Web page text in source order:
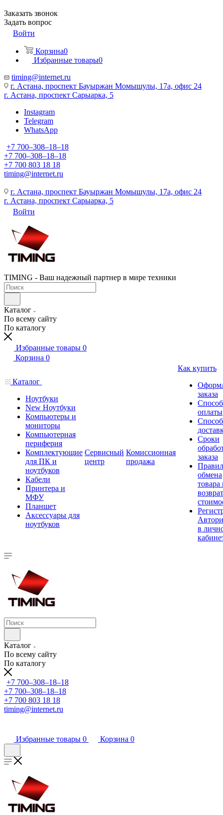
Заказать звонок
Задать вопрос
Войти
Корзина0
Избранные товары0
timing@internet.ru
г. Астана, проспект Бауыржан Момышулы, 17а, офис 24
г. Астана, проспект Сарыарка, 5
Instagram
Telegram
WhatsApp
+7 700‒308‒18‒18
+7 700‒308‒18‒18
+7 700 803 18 18
timing@internet.ru
г. Астана, проспект Бауыржан Момышулы, 17а, офис 24
г. Астана, проспект Сарыарка, 5
Войти
TIMING - Ваш надежный партнер в мире техники
Каталог
По всему сайту
По каталогу
Избранные товары 0
Корзина 0
Каталог
Ноутбуки
New Ноутбуки
Компьютеры и
мониторы
Компьютерная
периферия
Комплектующие
для ПК и
ноутбуков
Кабели
Принтера и
МФУ
Планшет
Аксессуары для
ноутбуков
Сервисный
центр
Комиссионная
продажа
Как купить
заказа
оплаты
Сроки
заказа
обмена
товара
в
Каталог
По всему сайту
По каталогу
+7 700‒308‒18‒18
+7 700‒308‒18‒18
+7 700 803 18 18
timing@internet.ru
Избранные товары 0 Корзина 0